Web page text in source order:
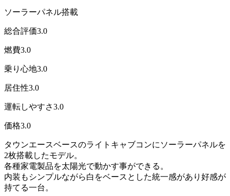
ソーラーパネル搭載
総合評価3.0
燃費3.0
乗り心地3.0
居住性3.0
運転しやすさ3.0
価格3.0
タウンエースベースのライトキャブコンにソーラーパネルを
2枚搭載したモデル。
各種家電製品を太陽光で動かす事ができる。
内装もシンプルながら白をベースとした統一感があり好感が
持てる一台。